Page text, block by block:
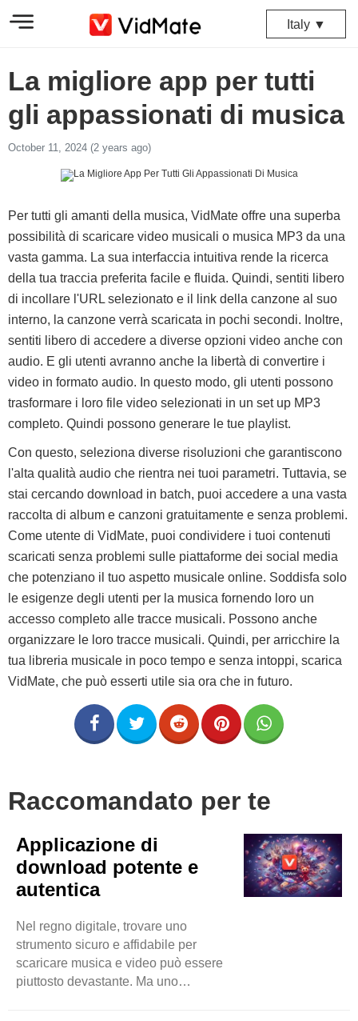
Italy ▼
La migliore app per tutti
gli appassionati di musica
October 11, 2024 (2 years ago)
Per tutti gli amanti della musica, VidMate offre una superba
possibilità di scaricare video musicali o musica MP3 da una
vasta gamma. La sua interfaccia intuitiva rende la ricerca
della tua traccia preferita facile e fluida. Quindi, sentiti libero
di incollare l'URL selezionato e il link della canzone al suo
interno, la canzone verrà scaricata in pochi secondi. Inoltre,
sentiti libero di accedere a diverse opzioni video anche con
audio. E gli utenti avranno anche la libertà di convertire i
video in formato audio. In questo modo, gli utenti possono
trasformare i loro file video selezionati in un set up MP3
completo. Quindi possono generare le tue playlist.
Con questo, seleziona diverse risoluzioni che garantiscono
l'alta qualità audio che rientra nei tuoi parametri. Tuttavia, se
stai cercando download in batch, puoi accedere a una vasta
raccolta di album e canzoni gratuitamente e senza problemi.
Come utente di VidMate, puoi condividere i tuoi contenuti
scaricati senza problemi sulle piattaforme dei social media
che potenziano il tuo aspetto musicale online. Soddisfa solo
le esigenze degli utenti per la musica fornendo loro un
accesso completo alle tracce musicali. Possono anche
organizzare le loro tracce musicali. Quindi, per arricchire la
tua libreria musicale in poco tempo e senza intoppi, scarica
VidMate, che può esserti utile sia ora che in futuro.
Raccomandato per te
Applicazione di
download potente e
autentica
Nel regno digitale, trovare uno
strumento sicuro e affidabile per
scaricare musica e video può essere
piuttosto devastante. Ma uno